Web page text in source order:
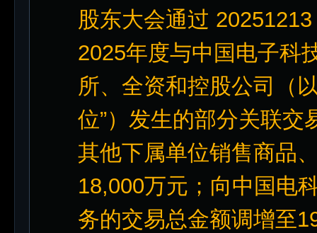
股东大会通过
2025年度与中国电子科
所、全资和控股公司（
位”）发生的部分关联
其他下属单位销售商品
18,000万元；向中国电
务的交易总金额调增至